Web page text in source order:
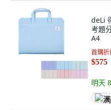
deLi
考題
A4
首購折
$575
明天
满